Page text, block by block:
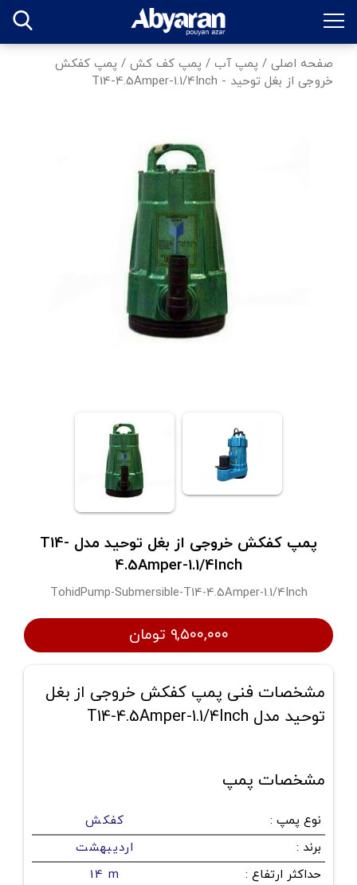
صفحه اصلی / پمپ آب / پمپ کف کش / پمپ کفکش
خروجی از بغل توحید - T14-4.5Amper-1.1/4Inch
پمپ کفکش خروجی از بغل توحید مدل T14-
4.5Amper-1.1/4Inch
TohidPump-Submersible-T14-4.5Amper-1.1/4Inch
۹,۵۰۰,۰۰۰ تومان
مشخصات فنی پمپ کفکش خروجی از بغل
توحید مدل T14-4.5Amper-1.1/4Inch
مشخصات پمپ
نوع پمپ :
کفکش
برند :
اردیبهشت
حداکثر ارتفاع :
14 m